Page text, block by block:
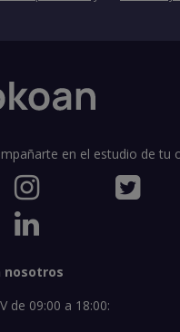
en el estudio de tu
nosotros
de 09:00 a 18:00: